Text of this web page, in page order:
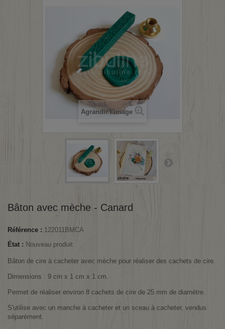
Agrandir l'image
Bâton avec mèche - Canard
Référence : 122011BMCA
État : Nouveau produit
Bâton de cire à cacheter avec mèche pour réaliser des cachets de cire.
Dimensions : 9 cm x 1 cm x 1 cm.
Permet de réaliser environ 8 cachets de cire de 25 mm de diamètre.
S'utilise avec un manche à cacheter et un sceau à cacheter, vendus
séparément.